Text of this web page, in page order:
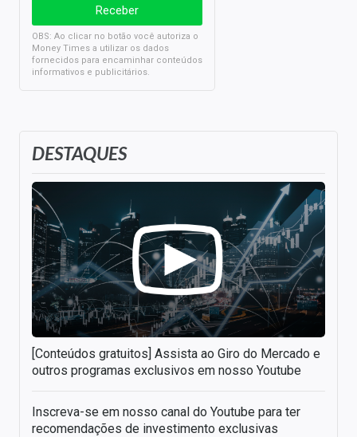
DESTAQUES
[Conteúdos gratuitos] Assista ao Giro do Mercado e
outros programas exclusivos em nosso Youtube
Inscreva-se em nosso canal do Youtube para ter
recomendações de investimento exclusivas
OBS: Ao clicar no botão você autoriza o
Money Times a utilizar os dados
fornecidos para encaminhar conteúdos
informativos e publicitários.